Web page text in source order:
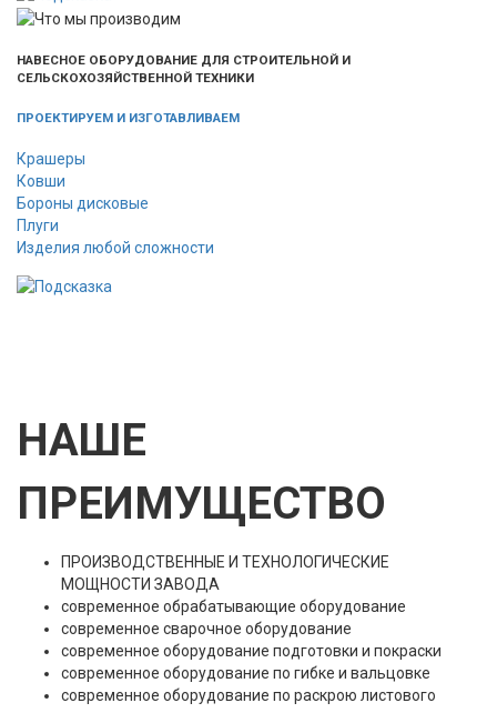
НАВЕСНОЕ ОБОРУДОВАНИЕ ДЛЯ СТРОИТЕЛЬНОЙ И
СЕЛЬСКОХОЗЯЙСТВЕННОЙ ТЕХНИКИ
ПРОЕКТИРУЕМ И ИЗГОТАВЛИВАЕМ
Крашеры
Ковши
Бороны дисковые
Плуги
Изделия любой сложности
НАШЕ
ПРЕИМУЩЕСТВО
ПРОИЗВОДСТВЕННЫЕ И ТЕХНОЛОГИЧЕСКИЕ
МОЩНОСТИ ЗАВОДА
современное обрабатывающие оборудование
современное сварочное оборудование
современное оборудование подготовки и покраски
современное оборудование по гибке и вальцовке
современное оборудование по раскрою листового